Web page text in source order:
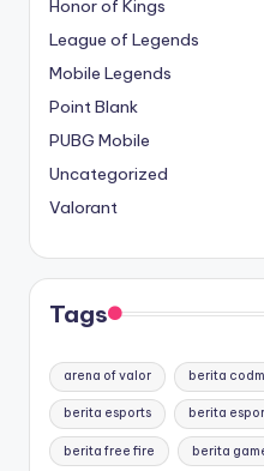
Honor of Kings
League of Legends
Mobile Legends
Point Blank
PUBG Mobile
Uncategorized
Valorant
Tags
arena of valor berita codm
berita esports berita
berita free fire berita